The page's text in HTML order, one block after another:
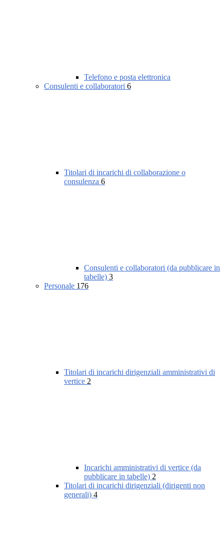
Telefono e posta elettronica
Consulenti e collaboratori 6
Titolari di incarichi di collaborazione o
consulenza 6
Consulenti e collaboratori (da pubblicare in
tabelle) 3
Personale 176
Titolari di incarichi dirigenziali amministrativi di
vertice 2
Incarichi amministrativi di vertice (da
pubblicare in tabelle) 2
Titolari di incarichi dirigenziali (dirigenti non
generali) 4